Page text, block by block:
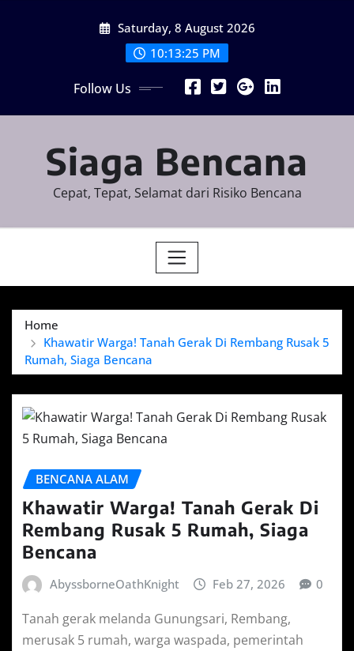
Saturday, 8 August 2026
10:13:25 PM
Follow Us
Siaga Bencana
Cepat, Tepat, Selamat dari Risiko Bencana
Home
Khawatir Warga! Tanah Gerak Di Rembang Rusak 5
Rumah, Siaga Bencana
BENCANA ALAM
Khawatir Warga! Tanah Gerak Di
Rembang Rusak 5 Rumah, Siaga
Bencana
AbyssborneOathKnight Feb 27, 2026 0
Tanah gerak melanda Gunungsari, Rembang,
merusak 5 rumah, warga waspada, pemerintah